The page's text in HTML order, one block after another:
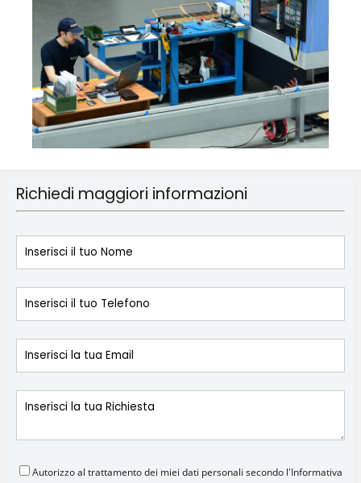
Richiedi maggiori informazioni
Autorizzo al trattamento dei miei dati personali secondo l'Informativa